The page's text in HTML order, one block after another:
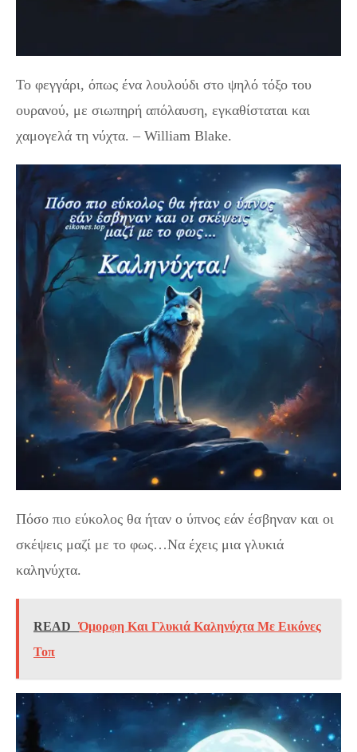
Το φεγγάρι, όπως ένα λουλούδι στο ψηλό τόξο του
ουρανού, με σιωπηρή απόλαυση, εγκαθίσταται και
χαμογελά τη νύχτα. – William Blake.
Πόσο πιο εύκολος θα ήταν ο ύπνος εάν έσβηναν και οι
σκέψεις μαζί με το φως…Να έχεις μια γλυκιά
καληνύχτα.
READ
Όμορφη Και Γλυκιά Καληνύχτα Με Εικόνες
Τοπ